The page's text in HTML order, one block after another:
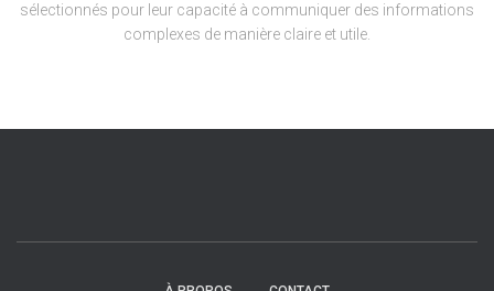
sélectionnés pour leur capacité à communiquer des informations
complexes de manière claire et utile.